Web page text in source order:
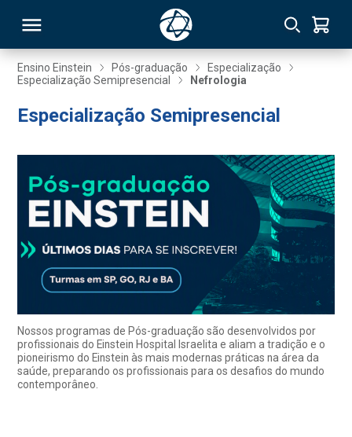
Ensino Einstein Pós-graduação
Especialização
Especialização Semipresencial
Nefrologia
Especialização Semipresencial
Nossos programas de Pós-graduação são desenvolvidos por
profissionais do Einstein Hospital Israelita e aliam a tradição e o
pioneirismo do Einstein às mais modernas práticas na área da
saúde, preparando os profissionais para os desafios do mundo
contemporâneo.